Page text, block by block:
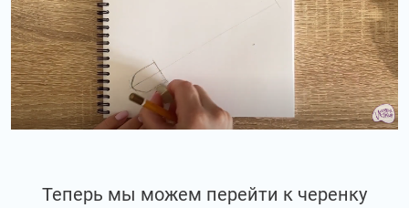
Теперь мы можем перейти к черенку